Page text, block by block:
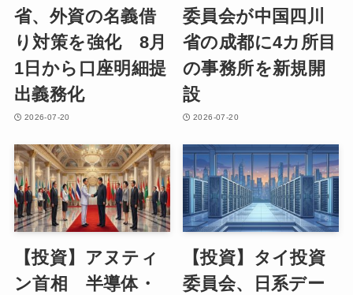
省、外資の名義借
り対策を強化 8月
1日から口座明細提
出義務化
2026-07-20
委員会が中国四川
省の成都に4カ所目
の事務所を新規開
設
2026-07-20
【投資】アヌティ
ン首相 半導体・
【投資】タイ投資
委員会、日系デー